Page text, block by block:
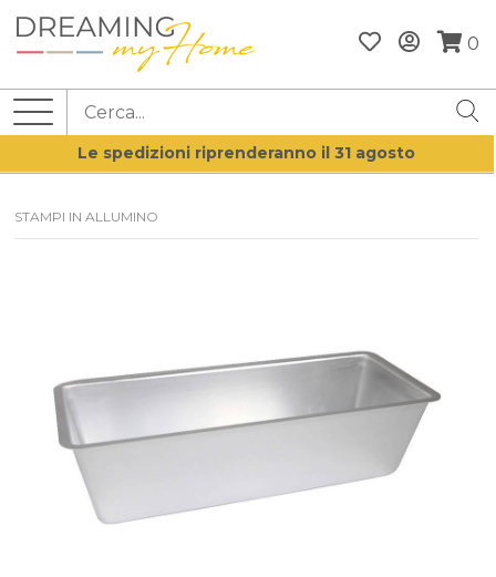
0
Le spedizioni riprenderanno il 31 agosto
STAMPI IN ALLUMINO